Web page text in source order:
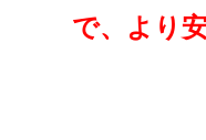
で、より